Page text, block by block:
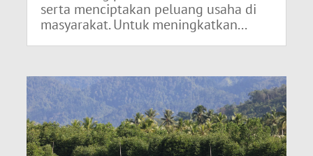
serta menciptakan peluang usaha di
masyarakat. Untuk meningkatkan...